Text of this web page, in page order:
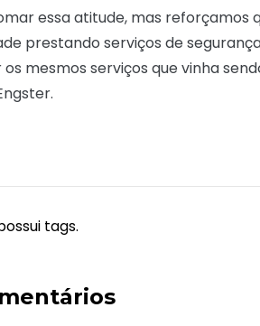
essa atitude, mas reforçamos
prestando serviços de
mesmos serviços que vinha
tags.